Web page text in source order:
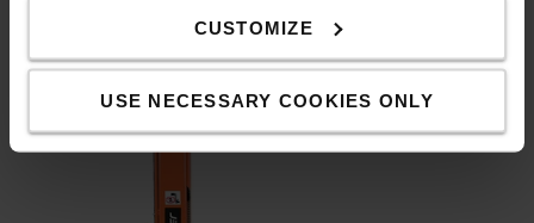
CUSTOMIZE
USE NECESSARY COOKIES ONLY
Široké oporné ramená sa môžu kombinovať s
nastaviteľnými vidlicami.